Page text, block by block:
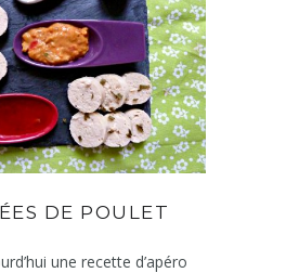
DE POULET
une recette d’apéro